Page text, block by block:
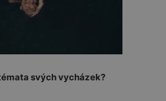
svých vycházek?